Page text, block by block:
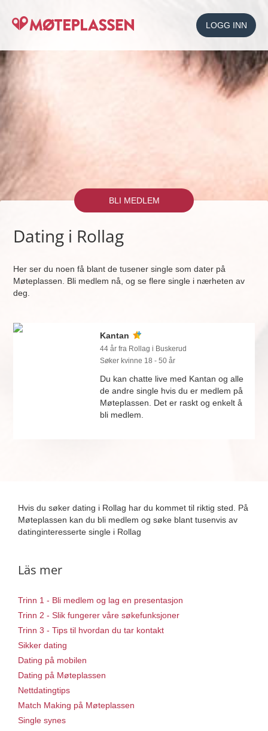
LOGG INN
BLI MEDLEM
Dating i Rollag
Her ser du noen få blant de tusener single som dater på
Møteplassen. Bli medlem nå, og se flere single i nærheten av
deg.
Kantan
44 år fra Rollag i Buskerud
Søker kvinne 18 - 50 år
Du kan chatte live med Kantan og alle
de andre single hvis du er medlem på
Møteplassen. Det er raskt og enkelt å
bli medlem.
Hvis du søker dating i Rollag har du kommet til riktig sted. På
Møteplassen kan du bli medlem og søke blant tusenvis av
datinginteresserte single i Rollag
Läs mer
Trinn 1 - Bli medlem og lag en presentasjon
Trinn 2 - Slik fungerer våre søkefunksjoner
Trinn 3 - Tips til hvordan du tar kontakt
Sikker dating
Dating på mobilen
Dating på Møteplassen
Nettdatingtips
Match Making på Møteplassen
Single synes